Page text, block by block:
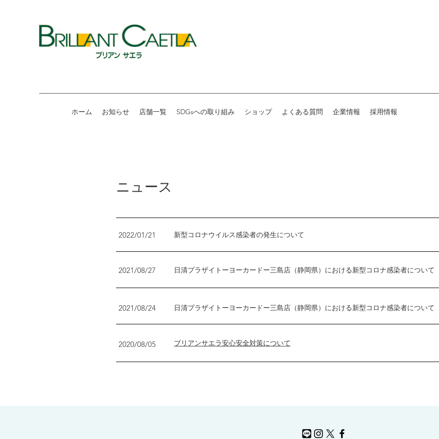
ホーム お知らせ 店舗一覧 SDGsへの取り組み ショップ よくある質問 企業情報 採用情報
ニュース
2021/08/27 日清プラザイトーヨーカードー三島店（静岡県）における新型コロナ感染者について
新型コロナウイルス感染者の発生について
2022/01/21
2021/08/24 日清プラザイトーヨーカードー三島店（静岡県）における新型コロナ感染者について
2020/08/05 ​ブリアンサエラ安心安全対策について